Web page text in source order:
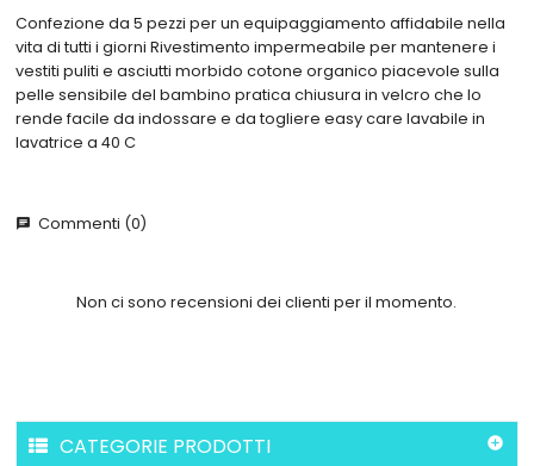
Confezione da 5 pezzi per un equipaggiamento affidabile nella
vita di tutti i giorni Rivestimento impermeabile per mantenere i
vestiti puliti e asciutti morbido cotone organico piacevole sulla
pelle sensibile del bambino pratica chiusura in velcro che lo
rende facile da indossare e da togliere easy care lavabile in
lavatrice a 40 C
chat Commenti (0)
Non ci sono recensioni dei clienti per il momento.
CATEGORIE PRODOTTI 